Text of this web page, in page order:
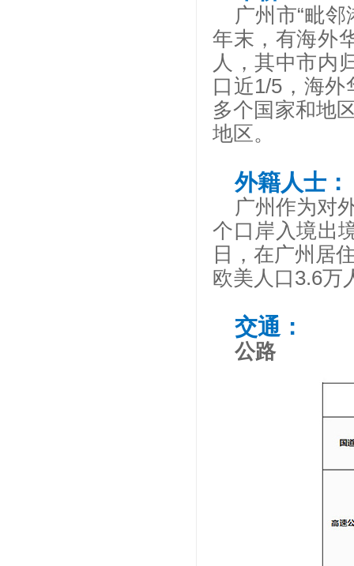
广州市“毗
年末，有海外
人，其中市内
口近1/5，海
多个国家和地
地区。
外籍人士：
广州作为对
个口岸入境出
日，在广州居
欧美人口3.6万
交通：
公路